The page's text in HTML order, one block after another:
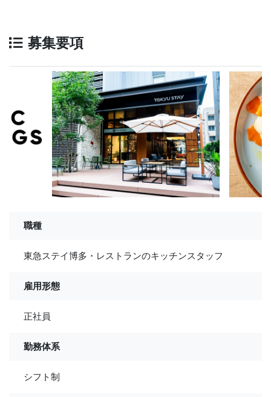
募集要項
職種
東急ステイ博多・レストランのキッチンスタッフ
雇用形態
正社員
勤務体系
シフト制